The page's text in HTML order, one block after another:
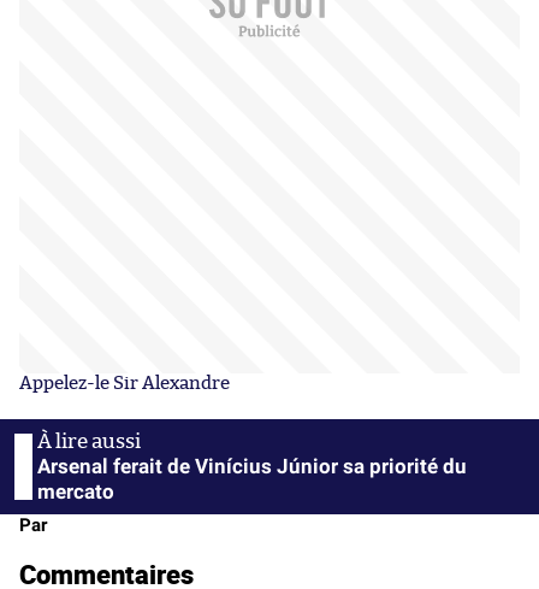
Appelez-le Sir Alexandre
Arsenal ferait de Vinícius Júnior sa priorité du
mercato
Par
Commentaires